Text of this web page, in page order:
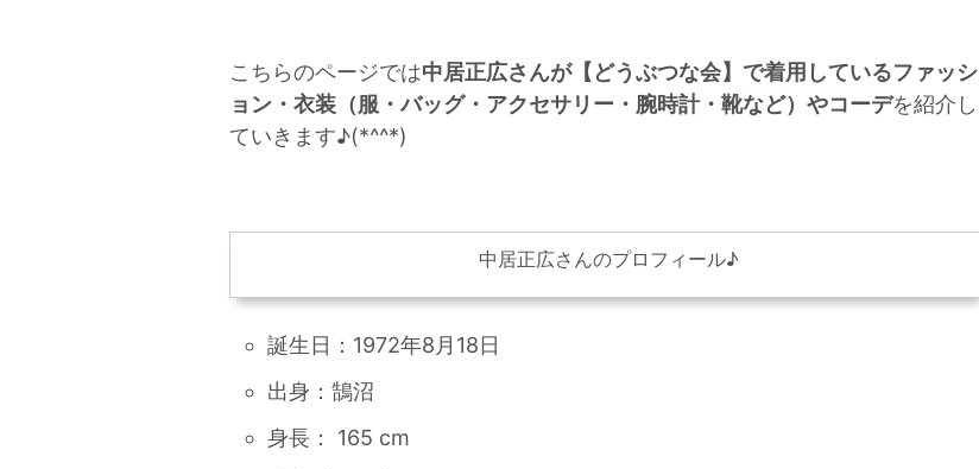
こちらのページでは中居正広さんが【どうぶつな会】で着用しているファッシ
ョン・衣装（服・バッグ・アクセサリー・腕時計・靴など）やコーデを紹介し
ていきます♪(*^^*)
中居正広さんのプロフィール♪
誕生日：1972年8月18日
出身：鵠沼
身長： 165 cm